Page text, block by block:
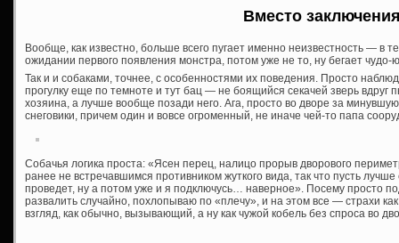
Вместо
Вообще, как известно, больше всего пугает именно неизвестность — в
ожидании первого появления монстра, потом уже не то, ну бегает чудо-
Так и и собаками, точнее, с особенностями их поведения. Просто
прогулку еще по темноте и тут бац — не боящийся секачей зверь вдруг
хозяина, а лучше вообще позади него. Ага, просто во дворе за
снеговики, причем один и вовсе огроменный, не иначе чей-то папа
Собачья логика проста: «Ясен перец, налицо прорыв дворового
ранее не встречавшимся противником жуткого вида, так что пусть
проведет, ну а потом уже и я подключусь… наверное». Посему просто
развалить случайно, похлопываю по «плечу», и на этом все — страхи
взгляд, как обычно, вызывающий, а ну как чужой кобель без спроса во